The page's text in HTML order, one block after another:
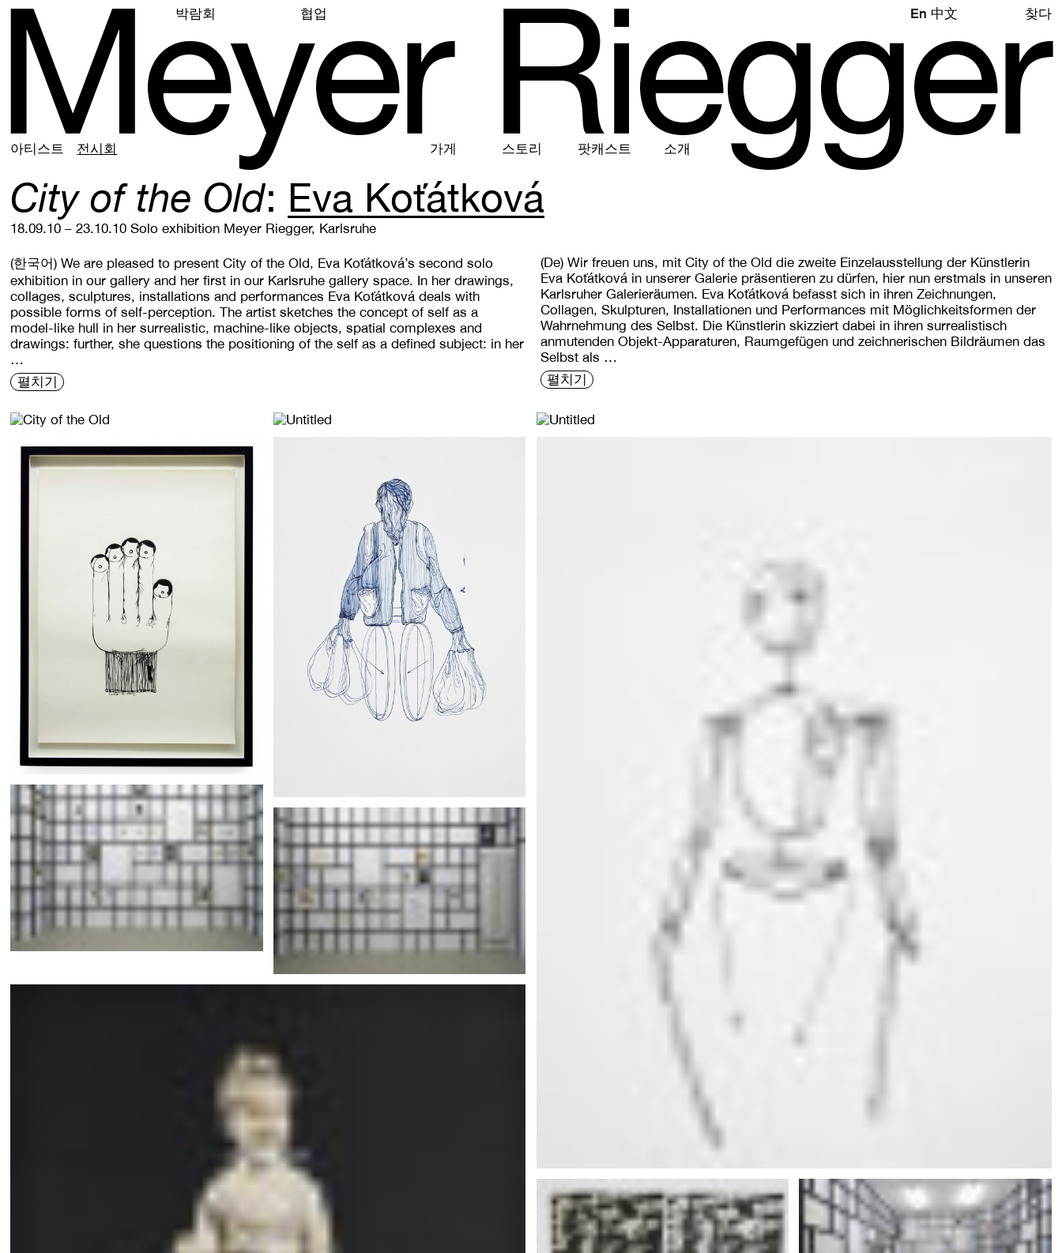
eyer Riegger
아티스트 전시회
박람회 협업
가게 스토리 팟캐스트 소개
찾다
En 中文
City of the Old Eva Koťátková
18.09.10 – 23.10.10 Solo exhibition Meyer Riegger, Karlsruhe
(한국어) We are pleased to present City of the Old, Eva Koťátková’s second solo
exhibition in our gallery and her first in our Karlsruhe gallery space. In her drawings,
collages, sculptures, installations and performances Eva Koťátková deals with
possible forms of self-perception. The artist sketches the concept of self as a
model-like hull in her surrealistic, machine-like objects, spatial complexes and
drawings: further, she questions the positioning of the self as a defined subject: in her
…
펼치기
(De) Wir freuen uns, mit City of the Old die zweite Einzelausstellung der Künstlerin
Eva Koťátková in unserer Galerie präsentieren zu dürfen, hier nun erstmals in unseren
Karlsruher Galerieräumen. Eva Koťátková befasst sich in ihren Zeichnungen,
Collagen, Skulpturen, Installationen und Performances mit Möglichkeitsformen der
Wahrnehmung des Selbst. Die Künstlerin skizziert dabei in ihren surrealistisch
anmutenden Objekt-Apparaturen, Raumgefügen und zeichnerischen Bildräumen das
Selbst als …
펼치기